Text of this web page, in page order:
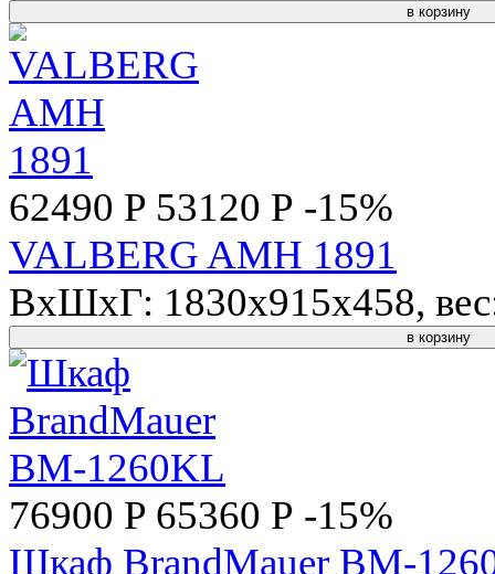
в корзину
62490 P 53120 Р -15%
VALBERG AMH 1891
ВхШхГ: 1830x915x458,
в корзину
76900 P 65360 Р -15%
Шкаф BrandMauer BM-